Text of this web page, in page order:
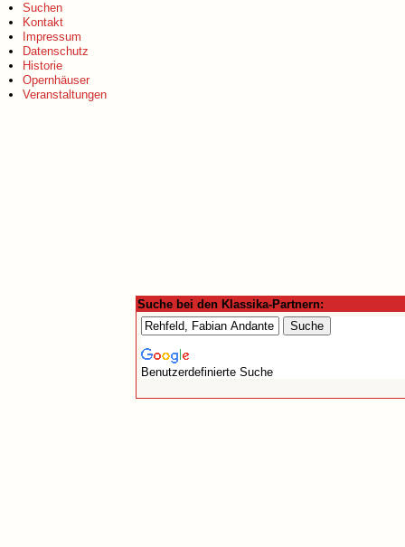
Suchen
Kontakt
Impressum
Datenschutz
Historie
Opernhäuser
Veranstaltungen
Suche bei den Klassika-Partnern:
Benutzerdefinierte Suche